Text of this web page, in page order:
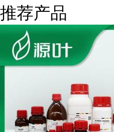
推荐产品